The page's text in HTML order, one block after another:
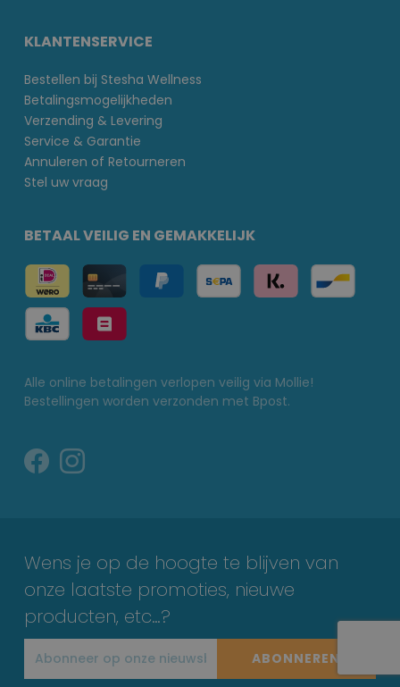
KLANTENSERVICE
Bestellen bij Stesha Wellness
Betalingsmogelijkheden
Verzending & Levering
Service & Garantie
Annuleren of Retourneren
Stel uw vraag
BETAAL VEILIG EN GEMAKKELIJK
Alle online betalingen verlopen veilig via Mollie!
Bestellingen worden verzonden met Bpost.
Wens je op de hoogte te blijven van
onze laatste promoties, nieuwe
producten, etc…?
ABONNEREN